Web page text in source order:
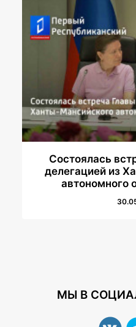
Состоялась
делегацией из
автономного
МЫ В